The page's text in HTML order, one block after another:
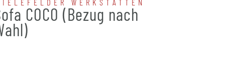
WERKSTÄTTEN
COCO (Bezug nach